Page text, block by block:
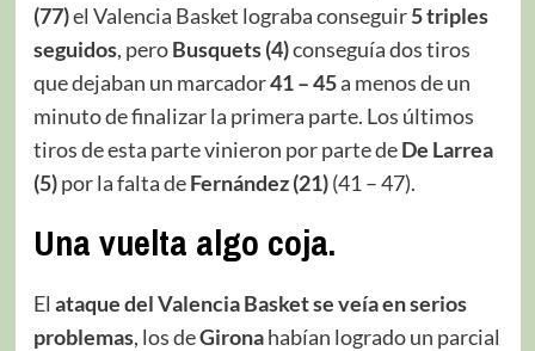
(77)el Valencia Basket lograba conseguir5 triples
seguidos, peroBusquets (4)conseguía dos tiros
que dejaban un marcador41 – 45a menos de un
minuto de finalizar la primera parte. Los últimos
tiros de esta parte vinieron por parte deDe Larrea
(5)por la falta deFernández (21)(41 – 47).
Una vuelta algo coja.
El ataque del Valencia Basket se veía en serios
problemas, los deGironahabían logrado un parcial